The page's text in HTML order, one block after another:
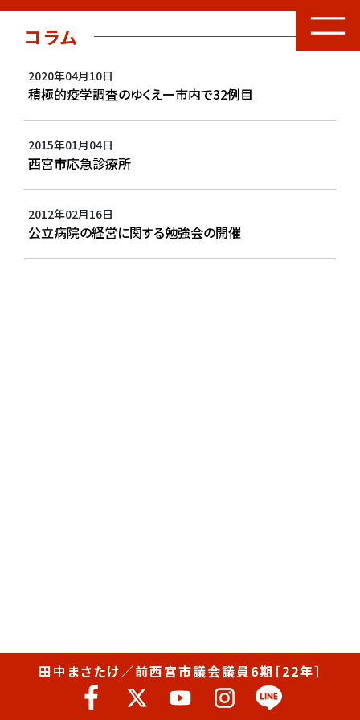
コラム
2020年04月10日
積極的疫学調査のゆくえー市内で32例目
2015年01月04日
西宮市応急診療所
2012年02月16日
公立病院の経営に関する勉強会の開催
田中まさたけ／前西宮市議会議員6期［22年］